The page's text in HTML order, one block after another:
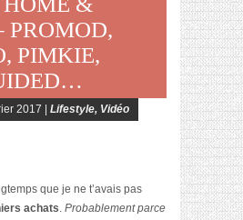
PROMOD,
PIMKIE,
2017 | Lifestyle, Vidéo
que je ne t’avais pas
achats. Probablement parce